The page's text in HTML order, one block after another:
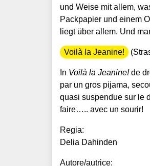
und Weise mit allem,
Packpapier und einem
liegt über allem. Und
Voilà la Jeanine!
In Voilà la Jeanine!de
par un gros pijama,
quasi suspendue sur le
faire….. avec un sourir!
Regia:
Delia Dahinden
Autore/autrice: